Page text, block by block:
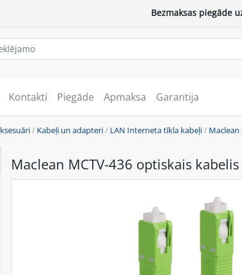
Bezmaksas piegāde
Kontakti Piegāde Apmaksa Garantija
/ Kabeļi un adapteri/ LAN Interneta tīkla kabeļi/ Maclean
Maclean MCTV-436 optiskais